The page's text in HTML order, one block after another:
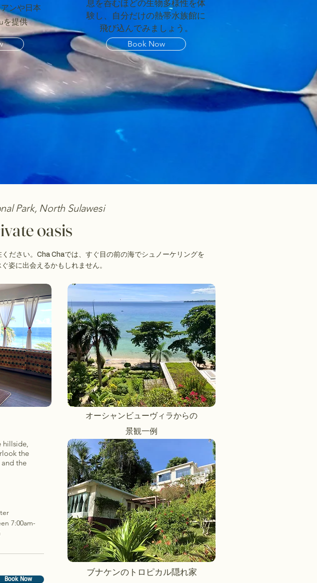
ンや日本
を提供
息を呑むほどの生物多様性を体
験し、自分だけの熱帯水族館に
飛び込んでみましょう。
Book Now
Park, North Sulawesi
oasis
ださい。Cha Chaでは、すぐ目の前の海でシュノーケリングを
姿に出会えるかもしれません。
hillside,
the
the
7:00am-
Book Now
オーシャンビューヴィラからの
景観一例
ブナケンのトロピカル隠れ家